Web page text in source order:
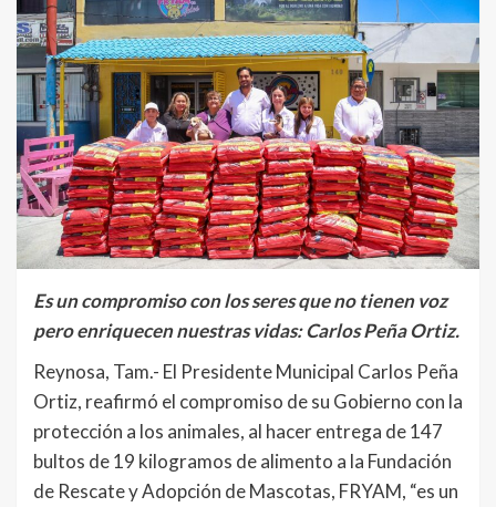
Es un compromiso con los seres que no tienen voz
pero enriquecen nuestras vidas: Carlos Peña Ortiz.
Reynosa, Tam.- El Presidente Municipal Carlos Peña
Ortiz, reafirmó el compromiso de su Gobierno con la
protección a los animales, al hacer entrega de 147
bultos de 19 kilogramos de alimento a la Fundación
de Rescate y Adopción de Mascotas, FRYAM, “es un